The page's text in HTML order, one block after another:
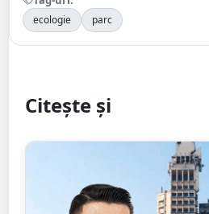
ecologie parc
Citește și